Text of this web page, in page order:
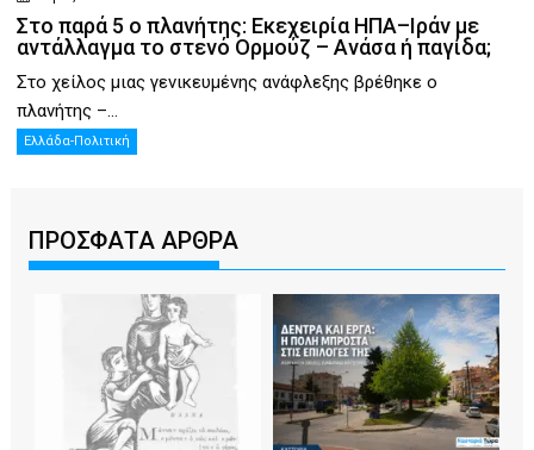
Στο παρά 5 ο πλανήτης: Εκεχειρία ΗΠΑ–Ιράν με
αντάλλαγμα το στενό Ορμούζ – Ανάσα ή παγίδα;
Στο χείλος μιας γενικευμένης ανάφλεξης βρέθηκε ο
πλανήτης –...
Ελλάδα-Πολιτική
ΠΡΟΣΦΑΤΑ ΑΡΘΡΑ